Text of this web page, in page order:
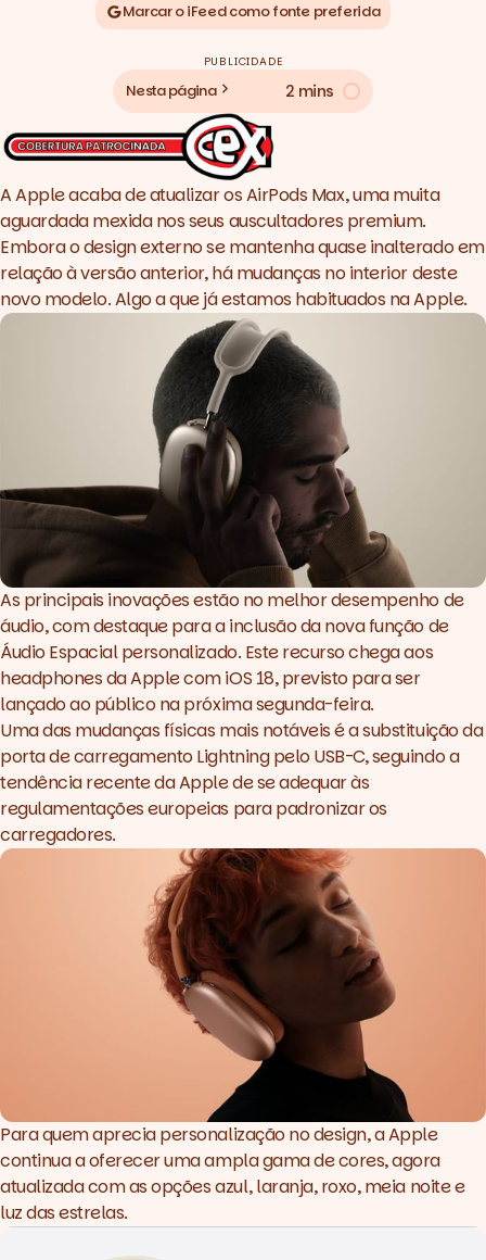
Marcar o iFeed como fonte preferida
PUBLICIDADE
Nesta página 2 mins
A Apple acaba de atualizar os AirPods Max, uma muita
aguardada mexida nos seus auscultadores premium.
Embora o design externo se mantenha quase inalterado em
relação à versão anterior, há mudanças no interior deste
novo modelo. Algo a que já estamos habituados na Apple.
As principais inovações estão no melhor desempenho de
áudio, com destaque para a inclusão da nova função de
Áudio Espacial personalizado. Este recurso chega aos
headphones da Apple com iOS 18, previsto para ser
lançado ao público na próxima segunda-feira.
Uma das mudanças físicas mais notáveis é a substituição da
porta de carregamento Lightning pelo USB-C, seguindo a
tendência recente da Apple de se adequar às
regulamentações europeias para padronizar os
carregadores.
Para quem aprecia personalização no design, a Apple
continua a oferecer uma ampla gama de cores, agora
atualizada com as opções azul, laranja, roxo, meia noite e
luz das estrelas.